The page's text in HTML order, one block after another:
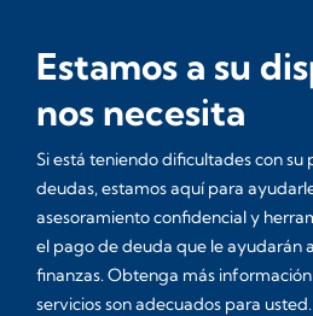
Estamos a su
nos necesita
Si está teniendo dificultades con su
deudas, estamos aquí para
asesoramiento confidencial y
el pago de deuda que le ayudarán
finanzas. Obtenga más
servicios son adecuados para usted.